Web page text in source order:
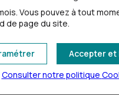
du prix
par courrier
Vous pouvez à tout
de page du site.
Accepter et
Consulter notre politique